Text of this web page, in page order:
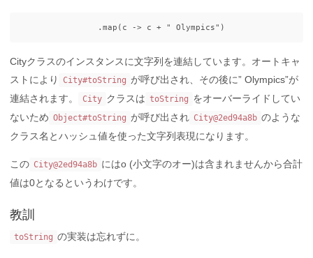
. map ( c -> c + " Olympics" )
Cityクラスのインスタンスに文字列を連結しています。オートキャ
ストにより
City#toString が呼び出され、その後に” Olympics”が
連結されます。
City クラスは toString をオーバーライドしてい
ないため Object#toString が呼び出され City@2ed94a8b のような
クラス名とハッシュ値を使った文字列表現になります。
この City@2ed94a8b にはo (小文字のオー)は含まれませんから合計
値は0となるというわけです。
教訓
toString の実装は忘れずに。